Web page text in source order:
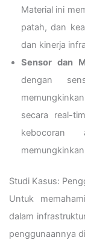
Material ini
patah, dan
dan kinerja
Sensor dan
dengan
secara real-
kebocoran
Studi Kasus:
Untuk
dalam
penggunaannya